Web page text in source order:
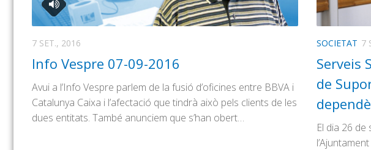
7 SET., 2016
Info Vespre 07-09-2016
Avui a l’Info Vespre parlem de la fusió d’oficines entre BBVA i
Catalunya Caixa i l’afectació que tindrà això pels clients de les
dues entitats. També anunciem que s’han obert…
SOCIETAT 7
Serveis
de
El dia 26